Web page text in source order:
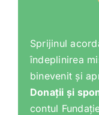
Sprijinul
îndeplinirea
binevenit și
Donații și
contul